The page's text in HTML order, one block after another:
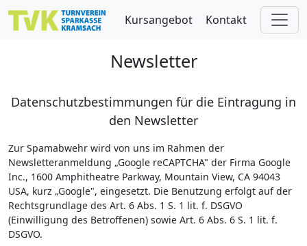
Skip to main content
Kursangebot
Kontakt
Newsletter
Datenschutzbestimmungen für die Eintragung in
den Newsletter
Zur Spamabwehr wird von uns im Rahmen der
Newsletteranmeldung „Google reCAPTCHA" der Firma Google
Inc., 1600 Amphitheatre Parkway, Mountain View, CA 94043
USA, kurz „Google", eingesetzt. Die Benutzung erfolgt auf der
Rechtsgrundlage des Art. 6 Abs. 1 S. 1 lit. f. DSGVO
(Einwilligung des Betroffenen) sowie Art. 6 Abs. 6 S. 1 lit. f.
DSGVO.